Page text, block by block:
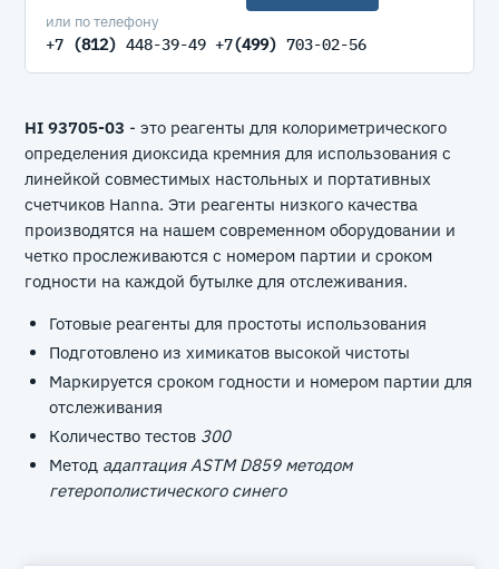
или по телефону
+7 (812) 448-39-49 +7(499) 703-02-56
HI 93705-03 - это реагенты для колориметрического
определения диоксида кремния для использования с
линейкой совместимых настольных и портативных
счетчиков Hanna. Эти реагенты низкого качества
производятся на нашем современном оборудовании и
четко прослеживаются с номером партии и сроком
годности на каждой бутылке для отслеживания.
Готовые реагенты для простоты использования
Подготовлено из химикатов высокой чистоты
Маркируется сроком годности и номером партии для
отслеживания
Количество тестов 300
Метод адаптация ASTM D859 методом
гетерополистического синего